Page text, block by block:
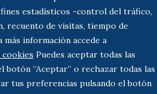
fines estadísticos -control del tráfico,
recuento de visitas, tiempo de
más información accede a
Puedes aceptar todas las
botón “Aceptar” o rechazar todas las
tus preferencias pulsando el botón
la
el Tribunal
Se
demanda.
Si las